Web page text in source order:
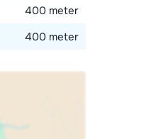
400 meter
400 meter